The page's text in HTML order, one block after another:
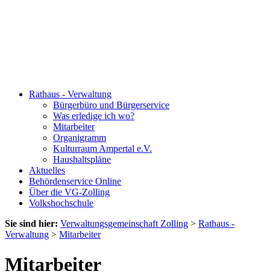
Rathaus - Verwaltung
Bürgerbüro und Bürgerservice
Was erledige ich wo?
Mitarbeiter
Organigramm
Kulturraum Ampertal e.V.
Haushaltspläne
Aktuelles
Behördenservice Online
Über die VG-Zolling
Volkshochschule
Sie sind hier: Verwaltungsgemeinschaft Zolling > Rathaus -
Verwaltung > Mitarbeiter
Mitarbeiter